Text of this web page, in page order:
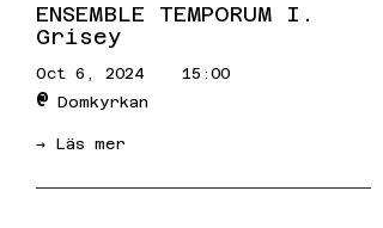
ENSEMBLE TEMPORUM I.
Grisey
Oct 6, 2024 15:00
@ Domkyrkan
→ Läs mer